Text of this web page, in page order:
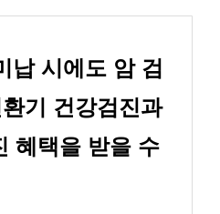
납 시에도 암 검
기 건강검진과
혜택을 받을 수